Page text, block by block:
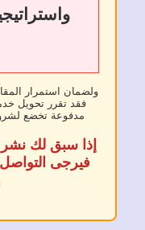
واستراتيجيات
ولضمان استمرار المقالات
فقد تقرر تحويل خدمة نشر
مدفوعة تخضع لشروط
إذا سبق لك نشر مقال
فيرجى التواصل مع
وقت